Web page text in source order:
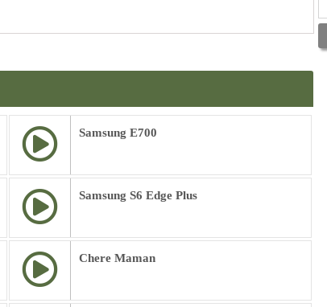
Samsung E700
Samsung S6 Edge Plus
Chere Maman